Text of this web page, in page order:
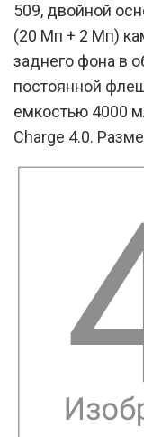
509, двойной
(20 Мп + 2 Мп)
заднего фона в
постоянной
емкостью 4000
Charge 4.0.